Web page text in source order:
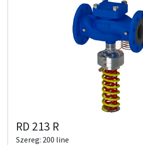
RD 213 R
Szereg: 200 line